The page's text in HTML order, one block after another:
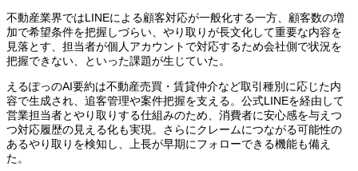
不動産業界ではLINEによる顧客対応が一般化する一方、顧客数の増
加で希望条件を把握しづらい、やり取りが長文化して重要な内容を
見落とす、担当者が個人アカウントで対応するため会社側で状況を
把握できない、といった課題が生じていた。
えるぽっのAI要約は不動産売買・賃貸仲介など取引種別に応じた内
容で生成され、追客管理や案件把握を支える。公式LINEを経由して
営業担当者とやり取りする仕組みのため、消費者に安心感を与えつ
つ対応履歴の見える化も実現。さらにクレームにつながる可能性の
あるやり取りを検知し、上長が早期にフォローできる機能も備え
た。